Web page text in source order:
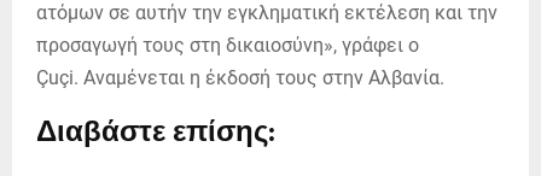
ατόμων σε αυτήν την εγκληματική εκτέλεση και την
προσαγωγή τους στη δικαιοσύνη», γράφει ο
Çuçi. Αναμένεται η έκδοσή τους στην Αλβανία.
Διαβάστε επίσης: